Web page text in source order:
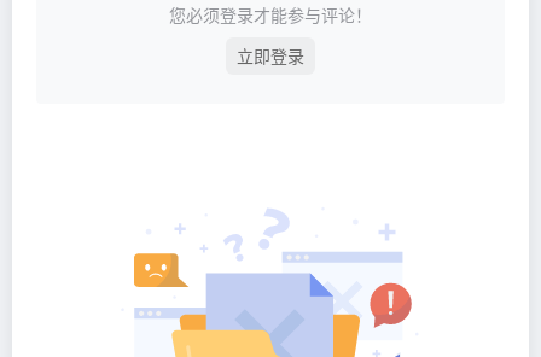
您必须登录才能参与评论！
立即登录